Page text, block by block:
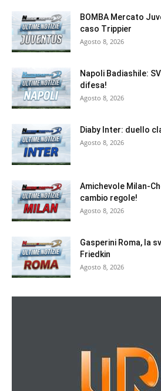
BOMBA Mercato
caso Trippier
Agosto 8, 2026
Napoli Badiashile:
difesa!
Agosto 8, 2026
Diaby Inter: duello
Agosto 8, 2026
Amichevole Milan-
cambio regole!
Agosto 8, 2026
Gasperini Roma, la
Friedkin
Agosto 8, 2026